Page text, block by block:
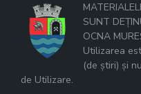
SUNT
OCNA
Utilizarea
(de știri) și
de Utilizare.